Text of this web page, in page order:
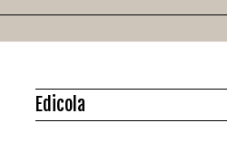
Edicola